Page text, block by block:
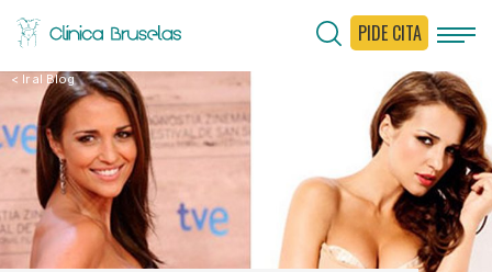
PIDE CITA
< Ir al Blog